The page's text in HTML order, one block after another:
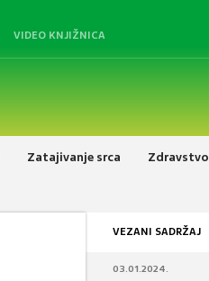
VIDEO KNJIŽNICA
Zatajivanje srca Zdravstvo
VEZANI SADRŽAJ
03.01.2024.